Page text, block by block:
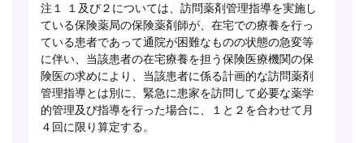
注１ １及び２については、訪問薬剤管理指導を実施し
ている保険薬局の保険薬剤師が、在宅での療養を行っ
ている患者であって通院が困難なものの状態の急変等
に伴い、当該患者の在宅療養を担う保険医療機関の保
険医の求めにより、当該患者に係る計画的な訪問薬剤
管理指導とは別に、緊急に患家を訪問して必要な薬学
的管理及び指導を行った場合に、１と２を合わせて月
４回に限り算定する。